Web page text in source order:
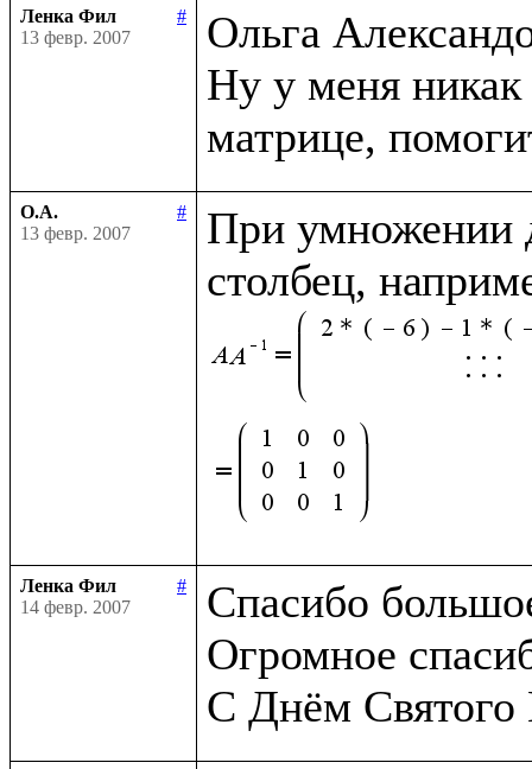
Ленка Фил
#
13 февр. 2007
Ольга
Ну у меня никак
О.А.
#
13 февр. 2007
При умножении
столбец,
Ленка Фил
#
14 февр. 2007
Спасибо
Огромное